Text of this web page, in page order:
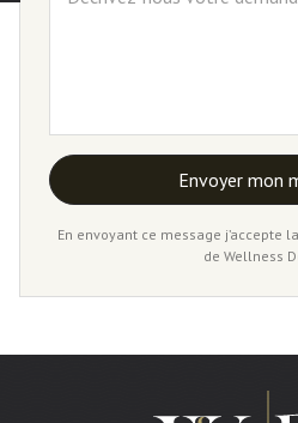
En envoyant ce message j’accepte la
de Wellness